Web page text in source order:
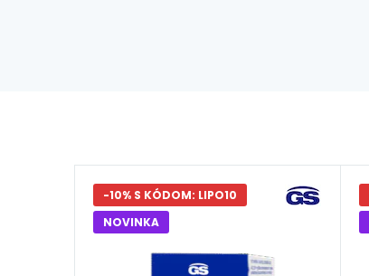
-10% S KÓDOM: LIPO10
NOVINKA